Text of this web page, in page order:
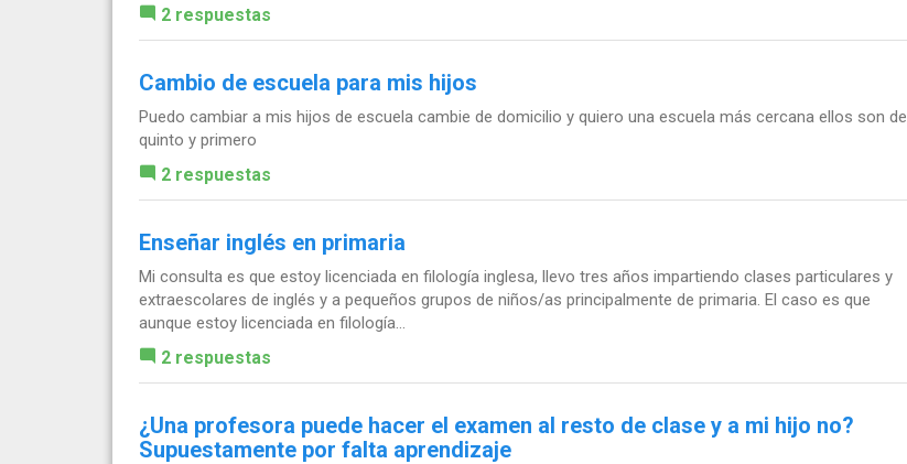
2 respuestas
Cambio de escuela para mis hijos
Puedo cambiar a mis hijos de escuela cambie de domicilio y quiero una escuela más cercana ellos son de
quinto y primero
2 respuestas
Enseñar inglés en primaria
Mi consulta es que estoy licenciada en filología inglesa, llevo tres años impartiendo clases particulares y
extraescolares de inglés y a pequeños grupos de niños/as principalmente de primaria. El caso es que
aunque estoy licenciada en filología...
2 respuestas
¿Una profesora puede hacer el examen al resto de clase y a mi hijo no?
Supuestamente por falta aprendizaje